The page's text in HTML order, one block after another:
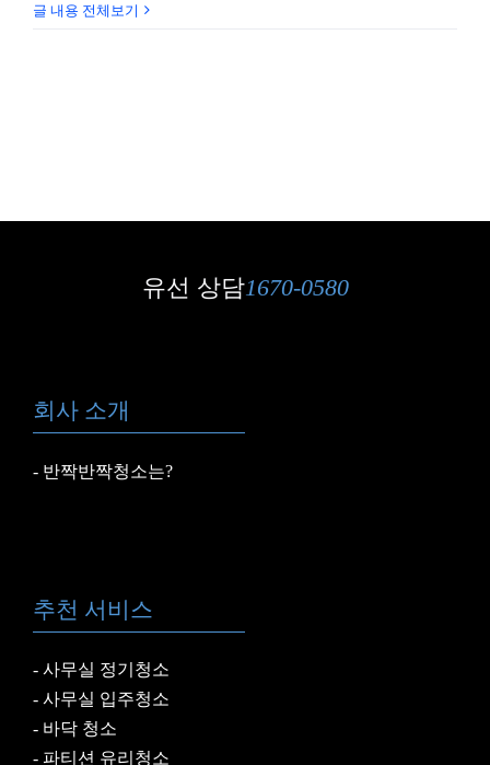
글 내용 전체보기
유선 상담1670-0580
회사 소개
반짝반짝청소는?
추천 서비스
사무실 정기청소
사무실 입주청소
바닥 청소
파티션 유리청소